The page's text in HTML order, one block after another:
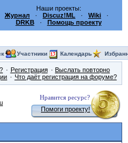
Наши проекты:
Журнал · Discuz!ML · Wiki ·
DRKB· Помощь проекту
Участники Календарь
Регистрация
Выслать повторно
Что даёт регистрация на форуме?
Нравится ресурс?
Помоги проекту!